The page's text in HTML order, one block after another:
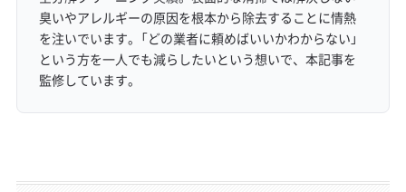
臭いやアレルギーの原因を根本から除去することに情熱
を注いでいます。「どの業者に頼めばいいかわからない」
という方を一人でも減らしたいという想いで、本記事を
監修しています。